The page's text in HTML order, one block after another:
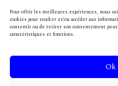
Pour offrir les meilleures expériences, nous
cookies pour stocker et/ou accéder aux
consentir ou de retirer son consentement
caractéristiques et fonctions.
Ok